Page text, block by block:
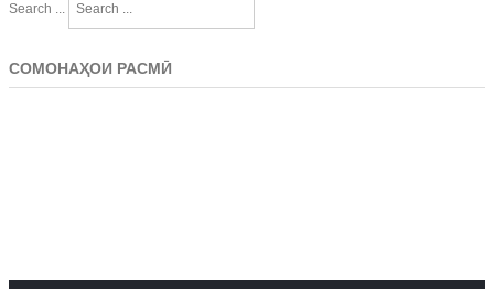
Search ...
СОМОНАҲОИ РАСМӢ